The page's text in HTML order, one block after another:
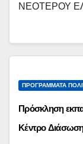
ΝΕΟΤΕΡΟΥ
ΠΡΟΓΡΆΜΜΑΤΑ
Πρόσκληση
Κέντρο